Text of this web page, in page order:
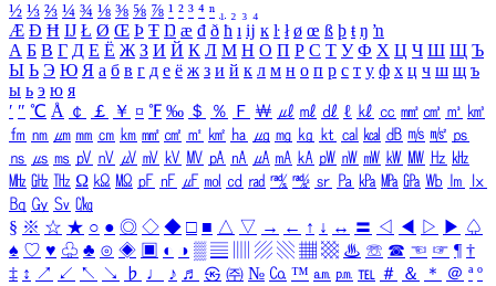
½ ⅓ ⅔ ¼ ¾ ⅛ ⅜ ⅝ ⅞ ¹ ² ³ ⁴ ⁿ ₁ ₂ ₃ ₄
Æ Ð Ħ Ĳ Ł Ø Œ Þ Ŧ Ŋ æ đ ð ħ ı ĳ ĸ ŀ ł ø œ ß þ ŧ ŋ ŉ
А Б В Г Д Е Ё Ж З И Й К Л М Н О П Р С Т У Ф Х Ц Ч Ш Щ Ъ
Ы Ь Э Ю Я а б в г д е ё ж з и й к л м н о п р с т у ф х ц ч ш щ ъ
ы ь э ю я
′ ″ ℃ Å ￠ ￡ ￥ ¤ ℉ ‰ ＄ ％ Ｆ ￦ ㎕ ㎖ ㎗ ℓ ㎘ ㏄ ㎣ ㎤ ㎥ ㎦
㎙ ㎚ ㎛ ㎜ ㎝ ㎞ ㎟ ㎠ ㎡ ㎢ ㏊ ㎍ ㎎ ㎏ ㏏ ㎈ ㎉ ㏈ ㎧ ㎨ ㎰
㎱ ㎲ ㎳ ㎴ ㎵ ㎶ ㎷ ㎸ ㎹ ㎀ ㎁ ㎂ ㎃ ㎄ ㎺ ㎻ ㎽ ㎾ ㎿ ㎐ ㎑
㎒ ㎓ ㎔ Ω ㏀ ㏁ ㎊ ㎋ ㎌ ㏖ ㏅ ㎭ ㎮ ㎯ ㏛ ㎩ ㎪ ㎫ ㎬ ㏝ ㏐
㏓
㏃ ㏉ ㏜ ㏆
§ ※ ☆ ★ ○ ● ◎ ◇ ◆ □ ■ △ ▽ → ← ↑ ↓ ↔ 〓 ◁ ◀ ▷ ▶ ♤
♠ ♡ ♥ ♧ ♣ ⊙ ◈ ▣ ◐ ◑ ▒ ▤ ▨ ▧ ▦ ▩ ♨ ☏ ☎ ☜ ☞ ¶ †
‡ ↕ ↗ ↙ ↖ ↘ ♭ ♩ ♪ ♬ ㉿ ㈜ № ㏇ ™ ㏂ ㏘ ℡ ＃ ＆ ＊ ＠ ª º